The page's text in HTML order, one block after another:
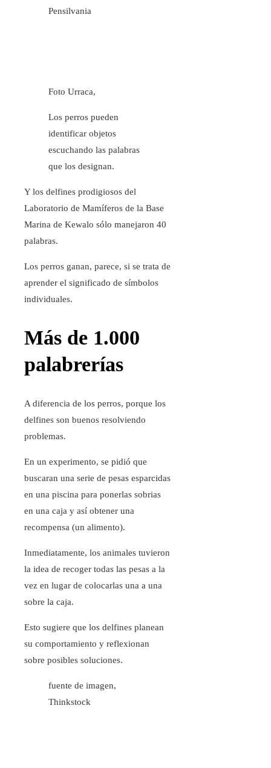
Pensilvania
Foto Urraca,
Los perros pueden
identificar objetos
escuchando las palabras
que los designan.
Y los delfines prodigiosos del
Laboratorio de Mamíferos de la Base
Marina de Kewalo sólo manejaron 40
palabras.
Los perros ganan, parece, si se trata de
aprender el significado de símbolos
individuales.
Más de 1.000
palabrerías
A diferencia de los perros, porque los
delfines son buenos resolviendo
problemas.
En un experimento, se pidió que
buscaran una serie de pesas esparcidas
en una piscina para ponerlas sobrias
en una caja y así obtener una
recompensa (un alimento).
Inmediatamente, los animales tuvieron
la idea de recoger todas las pesas a la
vez en lugar de colocarlas una a una
sobre la caja.
Esto sugiere que los delfines planean
su comportamiento y reflexionan
sobre posibles soluciones.
fuente de imagen,
Thinkstock